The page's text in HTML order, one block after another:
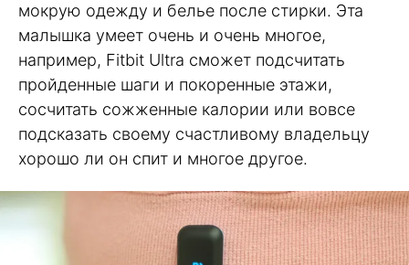
мокрую одежду и белье после стирки. Эта
малышка умеет очень и очень многое,
например, Fitbit Ultra сможет подсчитать
пройденные шаги и покоренные этажи,
сосчитать сожженные калории или вовсе
подсказать своему счастливому владельцу
хорошо ли он спит и многое другое.